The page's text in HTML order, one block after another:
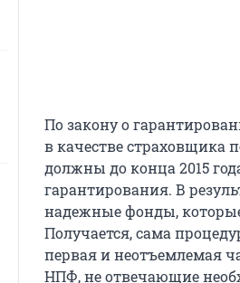
По закону о
в качестве страховщика
должны до конца 2015
гарантирования. В
надежные фонды,
Получается, сама
первая и неотъемлемая
НПФ, не отвечающие